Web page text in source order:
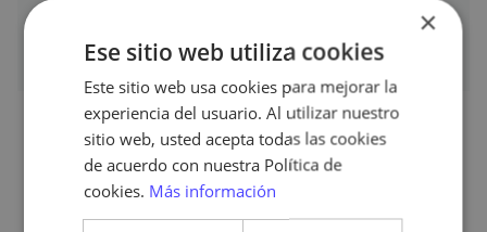
Descubre cómo podemos
×
Ese sitio web utiliza cookies
Este sitio web usa cookies para mejorar la
experiencia del usuario. Al utilizar nuestro
sitio web, usted acepta todas las cookies
de acuerdo con nuestra Política de
cookies. Más información